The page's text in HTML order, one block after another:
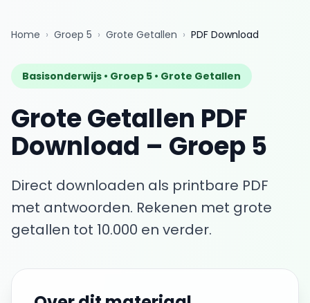
Home › Groep 5 › Grote Getallen › PDF Download
Basisonderwijs • Groep 5 • Grote Getallen
Grote Getallen PDF
Download – Groep 5
Direct downloaden als printbare PDF
met antwoorden. Rekenen met grote
getallen tot 10.000 en verder.